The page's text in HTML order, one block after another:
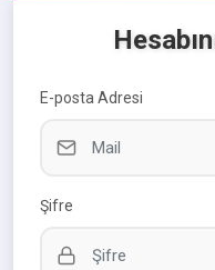
E-posta Adresi
Şifre